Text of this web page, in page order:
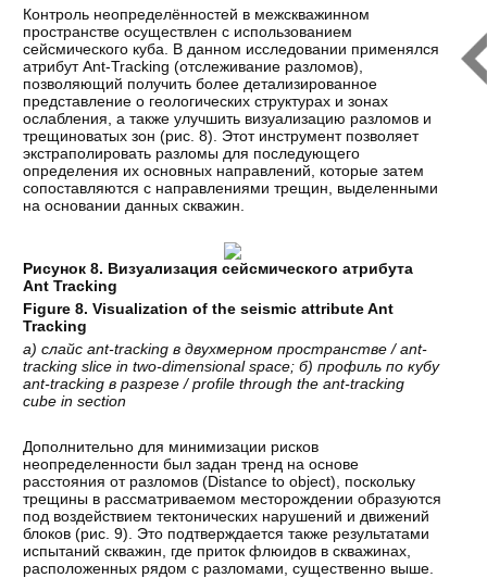
Контроль неопределённостей в межскважинном
пространстве осуществлен с использованием
сейсмического куба. В данном исследовании применялся
атрибут Ant-Tracking (отслеживание разломов),
позволяющий получить более детализированное
представление о геологических структурах и зонах
ослабления, а также улучшить визуализацию разломов и
трещиноватых зон (рис. 8). Этот инструмент позволяет
экстраполировать разломы для последующего
определения их основных направлений, которые затем
сопоставляются с направлениями трещин, выделенными
на основании данных скважин.
Рисунок 8. Визуализация сейсмического атрибута
Ant Tracking
Figure 8. Visualization of the seismic attribute Ant
Tracking
а)слайс ant-trackingв двухмерном пространстве/ ant-
tracking slice in two-dimensional space;б)профиль по кубу
ant-trackingв разрезе/ profile through the ant-tracking
cube in section
Дополнительно для минимизации рисков
неопределенности был задан тренд на основе
расстояния от разломов (Distance to object), поскольку
трещины в рассматриваемом месторождении образуются
под воздействием тектонических нарушений и движений
блоков (рис. 9). Это подтверждается также результатами
испытаний скважин, где приток флюидов в скважинах,
расположенных рядом с разломами, существенно выше.